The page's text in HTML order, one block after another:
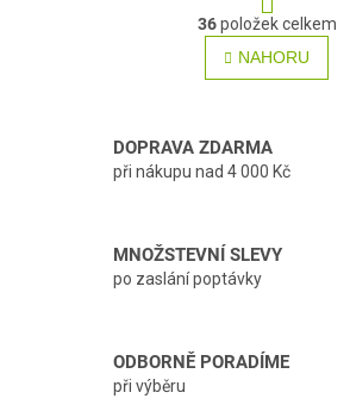
O
v
l
á
c
í
k
p
r
á
n
k
á
n
í
36položek celkem
NAHORU
DOPRAVA ZDARMA
při nákupu nad 4 000 Kč
MNOŽSTEVNÍ SLEVY
po zaslání poptávky
ODBORNĚ PORADÍME
při výběru